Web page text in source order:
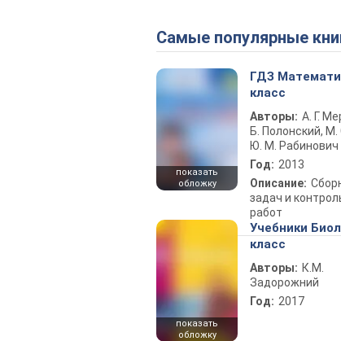
Самые популярные
показать
обложку
ГДЗ
класс
Авторы: А. Г.
Б. Полонский, М.
Ю. М. Рабинович
Год: 2013
Описание:
задач и
работ
показать
обложку
Учебники
класс
Авторы: К.М.
Задорожний
Год: 2017